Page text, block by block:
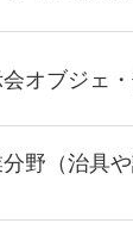
オブジェ
野（治具